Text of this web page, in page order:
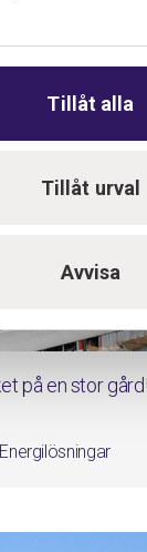
Tillåt alla
Tillåt urval
Avvisa
på en stor